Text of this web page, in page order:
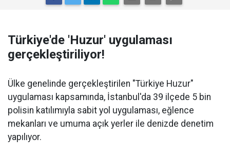
Türkiye'de 'Huzur' uygulaması
gerçekleştiriliyor!
Ülke genelinde gerçekleştirilen "Türkiye Huzur"
uygulaması kapsamında, İstanbul'da 39 ilçede 5 bin
polisin katılımıyla sabit yol uygulaması, eğlence
mekanları ve umuma açık yerler ile denizde denetim
yapılıyor.